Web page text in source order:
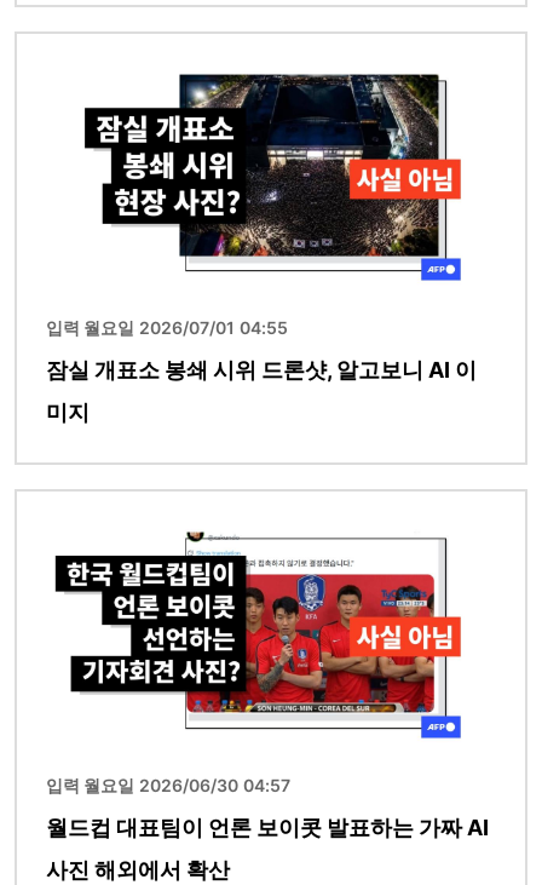
입력 월요일 2026/07/01 04:55
잠실 개표소 봉쇄 시위 드론샷, 알고보니 AI 이
미지
입력 월요일 2026/06/30 04:57
월드컵 대표팀이 언론 보이콧 발표하는 가짜 AI
사진 해외에서 확산